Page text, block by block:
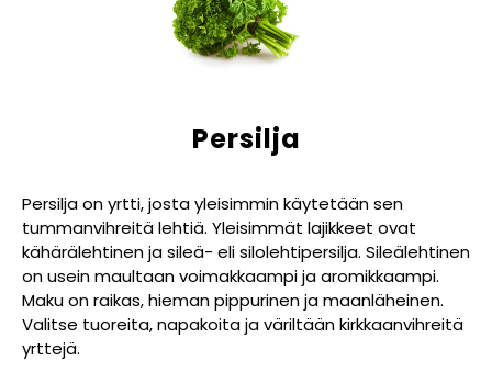
Persilja
Persilja on yrtti, josta yleisimmin käytetään sen
tummanvihreitä lehtiä. Yleisimmät lajikkeet ovat
kähärälehtinen ja sileä- eli silolehtipersilja. Sileälehtinen
on usein maultaan voimakkaampi ja aromikkaampi.
Maku on raikas, hieman pippurinen ja maanläheinen.
Valitse tuoreita, napakoita ja väriltään kirkkaanvihreitä
yrttejä.